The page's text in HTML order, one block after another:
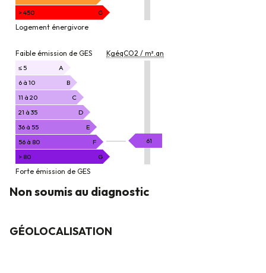
> 450
G
Logement énergivore
DE
GAZ
EFFET
DE
SERRE
Faible émission de GES KgéqCO2 / m².an
≤ 5
A
6 à 10
B
11 à 20
C
21 à 35
D
36 à 55
E
56 à 80
F
> 80
G
61KgéqCO2
Forte émission de GES
Non soumis au diagnostic
GÉOLOCALISATION